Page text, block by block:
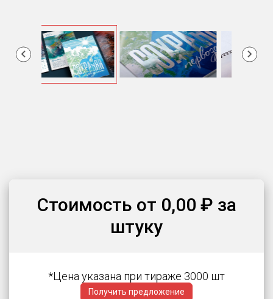
Стоимость от 0,00 ₽ за
штуку
*Цена указана при тираже 3000 шт
Получить предложение